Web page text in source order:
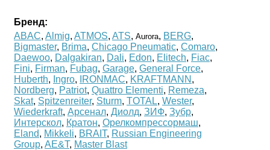
Бренд:
ABAC, Almig, ATMOS, ATS, Aurora, BERG,
Bigmaster, Brima, Chicago Pneumatic, Comaro,
Daewoo, Dalgakiran, Dali, Edon, Elitech, Fiac,
Fini, Firman, Fubag, Garage, General Force,
Huberth, Ingro, IRONMAC, KRAFTMANN ,
Nordberg, Patriot, Quattro Elementi, Remeza,
Skat, Spitzenreiter, Sturm, TOTAL, Wester,
Wiederkraft, Арсенал, Диолд, ЗИФ, Зубр,
Интерскол, Кратон, Орелкомпрессормаш,
Eland, Mikkeli, BRAIT, Russian Engineering
Group, AE&T, Master Blast